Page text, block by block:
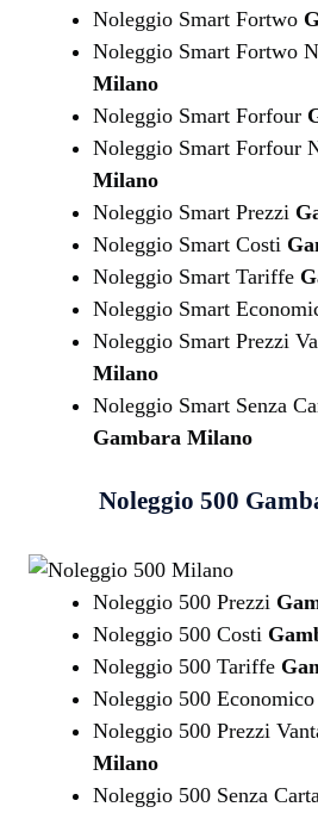
Noleggio Smart Fortwo
Noleggio Smart Fortwo
Milano
Noleggio Smart Forfour
Noleggio Smart Forfour
Milano
Noleggio Smart Prezzi
Noleggio Smart Costi
Noleggio Smart Tariffe
Noleggio Smart
Noleggio Smart Prezzi
Milano
Noleggio Smart Senza
Gambara Milano
Noleggio 500
Noleggio 500 Prezzi
Noleggio 500 Costi
Noleggio 500 Tariffe
Noleggio 500 Economico
Noleggio 500 Prezzi
Milano
Noleggio 500 Senza